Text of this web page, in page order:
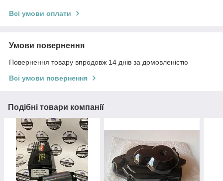
Всі умови оплати
Умови повернення
Повернення товару впродовж 14 днів за домовленістю
Всі умови повернення
Подібні товари компанії